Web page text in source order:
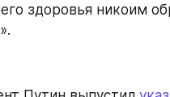
здоровья никоим